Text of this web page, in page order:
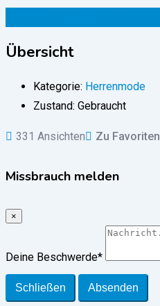
Übersicht
Kategorie: Herrenmode
Zustand: Gebraucht
331 Ansichten Zu Favoriten
Missbrauch melden
×
Deine Beschwerde*
Schließen Absenden